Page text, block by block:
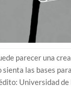
parecer una
sienta las bases
Universidad de